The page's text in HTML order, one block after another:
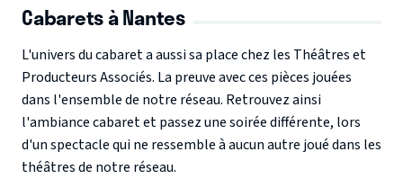
Cabarets à Nantes
L'univers du cabaret a aussi sa place chez les Théâtres et
Producteurs Associés. La preuve avec ces pièces jouées
dans l'ensemble de notre réseau. Retrouvez ainsi
l'ambiance cabaret et passez une soirée différente, lors
d'un spectacle qui ne ressemble à aucun autre joué dans les
théâtres de notre réseau.